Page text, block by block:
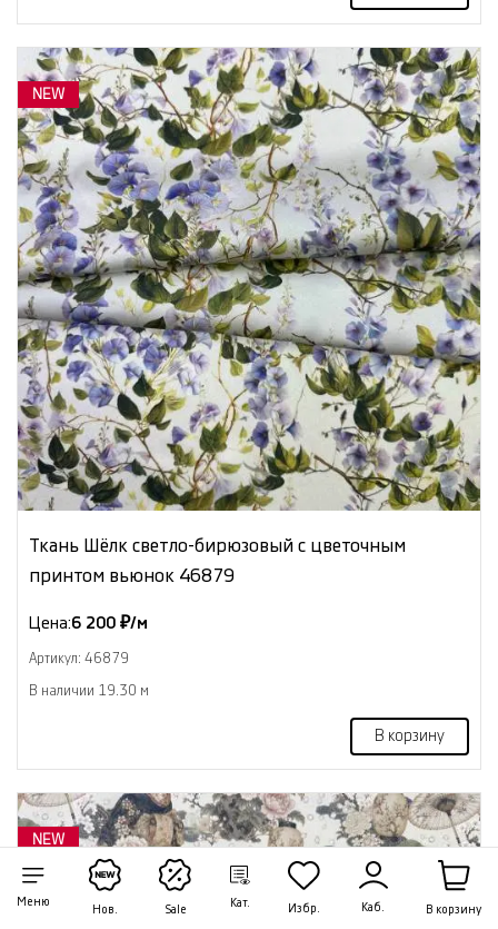
Меню
Нов. Sale
Кат. Избр. Каб. В корзину
NEW
Ткань Шёлк светло-бирюзовый с цветочным
принтом вьюнок 46879
Цена:6 200 ₽/м
Артикул: 46879
В наличии 19.30 м
В корзину
NEW